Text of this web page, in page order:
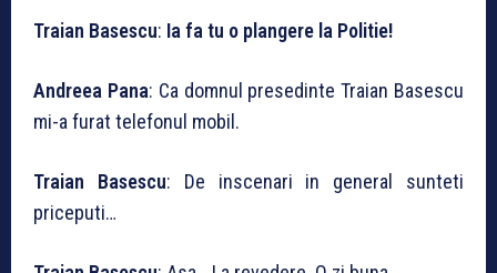
Traian Basescu: Ia fa tu o plangere la Politie!
Andreea Pana: Ca domnul presedinte Traian Basescu
mi-a furat telefonul mobil.
Traian Basescu: De inscenari in general sunteti
priceputi…